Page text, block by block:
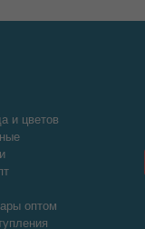
и цветов
оптом